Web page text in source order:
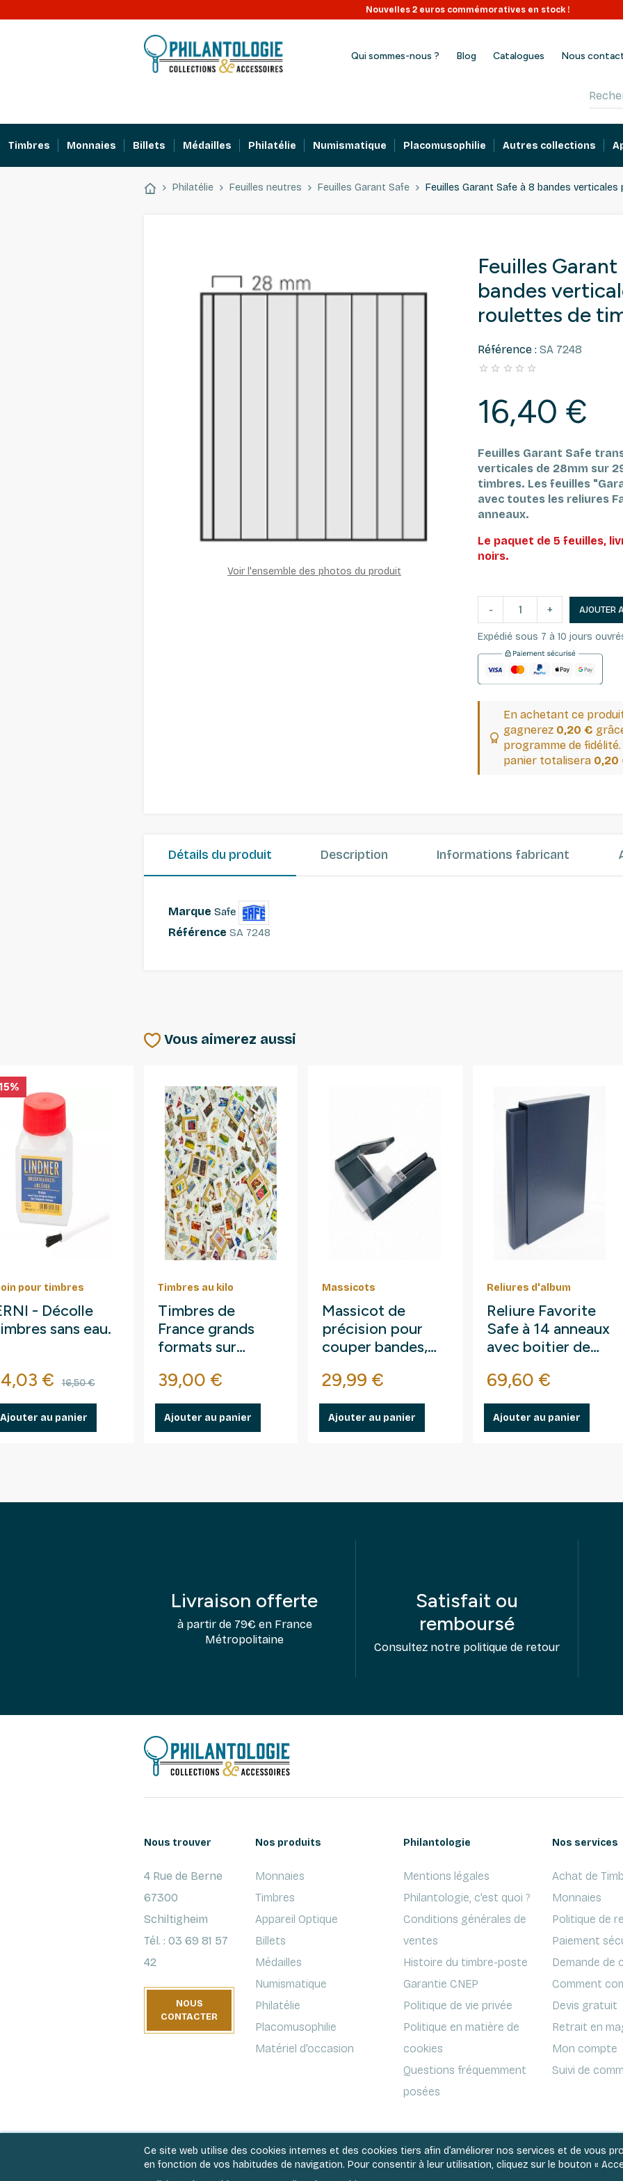
Nouvelles 2 euros commémoratives en stock !
Ouvert tout l'été : expéditions en continu juillet - août.
Qui sommes-nous ? Blog Catalogues Nous
Timbres Monnaies Billets Médailles Philatélie Numismatique Placomusophilie Autres collections
Philatélie Feuilles neutres Feuilles Garant Safe Feuilles Garant Safe à 8 bandes
Voir l'ensemble des photos du produit
Feuilles
bandes
roulettes de
Référence : SA 7248
    
16,40 €
Feuilles Garant Safe
verticales de 28mm sur
timbres. Les feuilles
avec toutes les reliures
anneaux.
Le paquet de 5 feuilles,
noirs.
- + AJOUTER
Expédié sous 7 à 10 jours
En achetant ce
gagnerez 0,20 €
programme de
panier totalisera 0,20
Détails du produit Description Informations fabricant
Marque Safe
Référence SA 7248
Vous aimerez aussi
pour timbres
- Décolle
sans eau.
€ Prix de base
16,50 €
Ajouter au panier
Timbres au kilo
Timbres de
France grands
formats sur
Prix
39,00 €
Ajouter au panier
Massicots
Massicot de
précision pour
couper bandes,
papier.
Prix
29,99 €
Ajouter au panier
Reliures d'album
Reliure Favorite
Safe à 14 anneaux
avec boitier de
Prix
69,60 €
Ajouter au panier
Livraison offerte
à partir de 79€ en France
Métropolitaine
Satisfait ou
remboursé
Consultez notre politique de retour
Nous trouver
4 Rue de Berne
67300
Schiltigheim
Tél. : 03 69 81 57
42
NOUS
CONTACTER
Nos produits
Monnaies
Timbres
Appareil Optique
Billets
Médailles
Numismatique
Philatélie
Placomusophilie
Matériel d'occasion
Philantologie
Mentions légales
Philantologie, c'est quoi ?
Conditions générales de
ventes
Histoire du timbre-poste
Garantie CNEP
Politique de vie privée
Politique en matière de
cookies
Questions fréquemment
posées
Nos services
Achat de
Monnaies
Politique de
Paiement
Demande de
Comment
Devis gratuit
Retrait en
Mon compte
Suivi de
Ce site web utilise des cookies internes et des cookies tiers afin d’améliorer nos services et de vous
en fonction de vos habitudes de navigation. Pour consentir à leur utilisation, cliquez sur le bouton «
Conditions générales de ventes Politique de vie privée